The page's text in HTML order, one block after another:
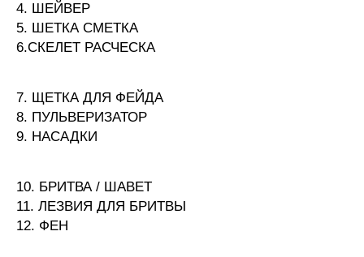
4. ШЕЙВЕР
5. ШЕТКА СМЕТКА
6.СКЕЛЕТ РАСЧЕСКА
7. ЩЕТКА ДЛЯ ФЕЙДА
8. ПУЛЬВЕРИЗАТОР
9. НАСАДКИ
10. БРИТВА / ШАВЕТ
11. ЛЕЗВИЯ ДЛЯ БРИТВЫ
12. ФЕН